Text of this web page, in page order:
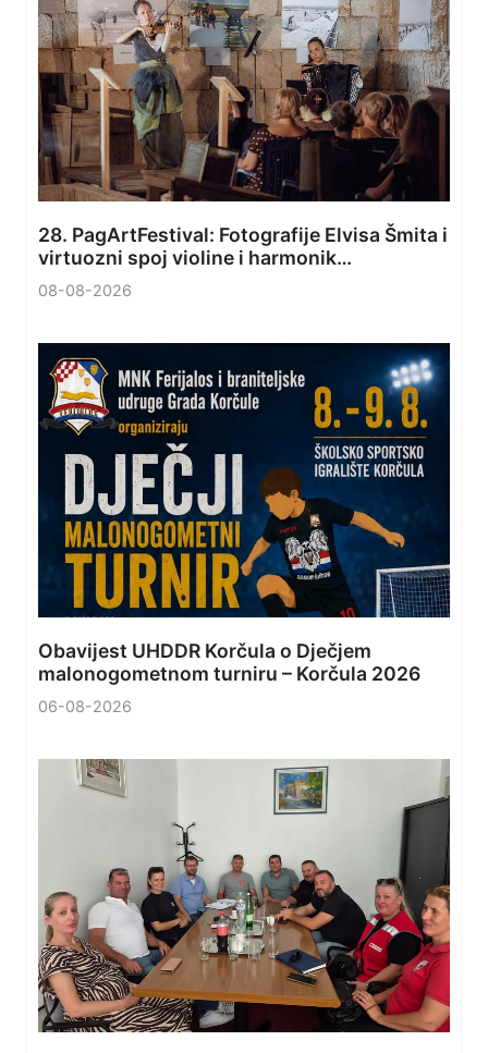
28. PagArtFestival: Fotografije Elvisa Šmita i
virtuozni spoj violine i harmonik…
08-08-2026
Obavijest UHDDR Korčula o Dječjem
malonogometnom turniru – Korčula 2026
06-08-2026